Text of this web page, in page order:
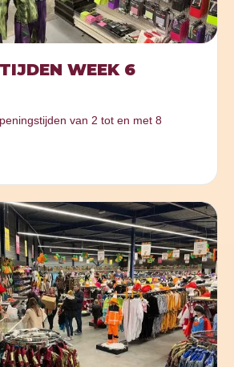
WEEK 6
van 2 tot en met 8